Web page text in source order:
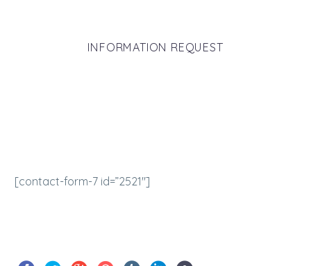
INFORMATION REQUEST
[contact-form-7 id=”2521″]